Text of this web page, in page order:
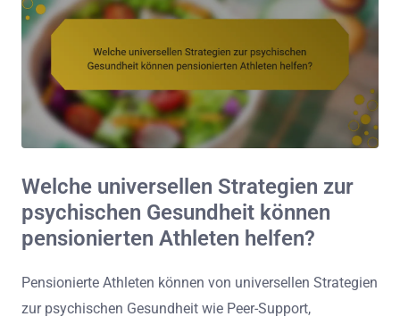
Welche universellen Strategien zur
psychischen Gesundheit können
pensionierten Athleten helfen?
Pensionierte Athleten können von universellen Strategien
zur psychischen Gesundheit wie Peer-Support,